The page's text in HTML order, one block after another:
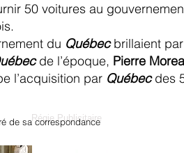
50 voitures au
du Québecbrillaient par
de l’époque, Pierre
l’acquisition par Québecdes
Régie Publicitaire
de sa correspondance